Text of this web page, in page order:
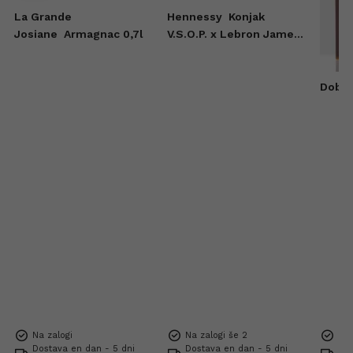
La Grande
Josiane Armagnac 0,7l
Na zalogi
Dostava en dan - 5 dni
Hennessy Konjak
V.S.O.P. x Lebron James
Na zalogi še 2
Dostava en dan - 5 dni